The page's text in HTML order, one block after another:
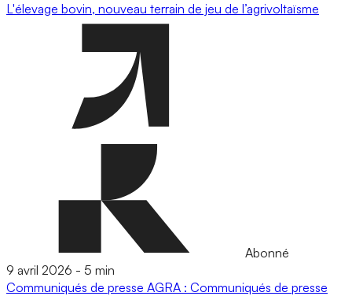
L'élevage bovin, nouveau terrain de jeu de l’agrivoltaïsme
Abonné
9 avril 2026 - 5 min
Communiqués de presse AGRA : Communiqués de presse